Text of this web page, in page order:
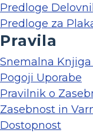
Predloge
Predloge za
Pravila
Snemalna
Pogoji Uporabe
Pravilnik o
Zasebnost in
Dostopnost